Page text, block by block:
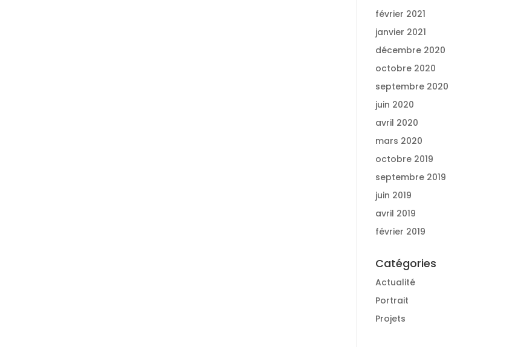
février 2021
janvier 2021
décembre 2020
octobre 2020
septembre 2020
juin 2020
avril 2020
mars 2020
octobre 2019
septembre 2019
juin 2019
avril 2019
février 2019
Catégories
Actualité
Portrait
Projets